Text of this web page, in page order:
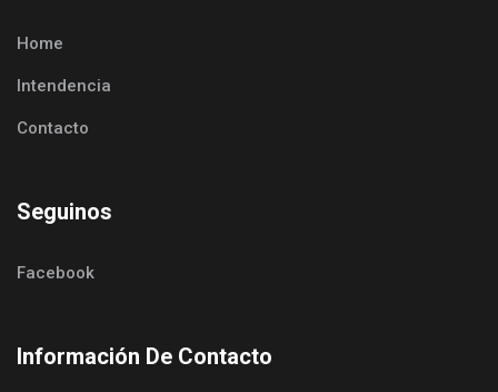
Home
Intendencia
Contacto
Seguinos
Facebook
Información De Contacto